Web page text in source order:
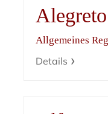
Alegreto
Allgemeines
Details